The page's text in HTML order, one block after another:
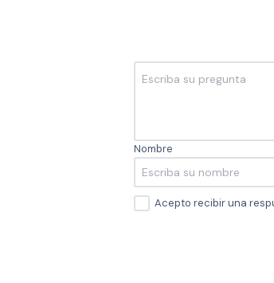
Nombre
Acepto recibir una